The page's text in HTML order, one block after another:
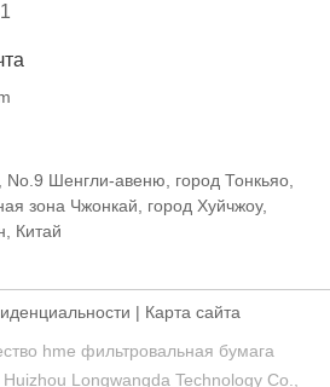
No.9 Шенгли-авеню, город Тонкьяо,
зона Чжонкай, город Хуйчжоу,
Китай
| Карта сайта
hme фильтровальная бумага
Longwangda Technology Co.,